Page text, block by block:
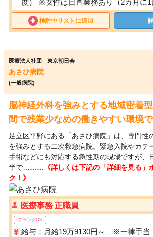
度） ※女性は日直業務あり（2カ月に1
検討中リストに追加
医療法人社団 東京朝日会
あさひ病院
(一般病院)
脳神経外科を強みとする地域密着
間で残業少なめの働きやすい環境で
足立区平野にある「あさひ病院」は、専門性
を強みとする二次救急病院。緊急入院やカテ
手術などにも対応する急性期の現場ですが、
半で… ……《詳しくは下記の「詳細を見る」
ク！》
医療事務 正職員
ブランクOK
給与：月給19万9130円～ ※一律手当